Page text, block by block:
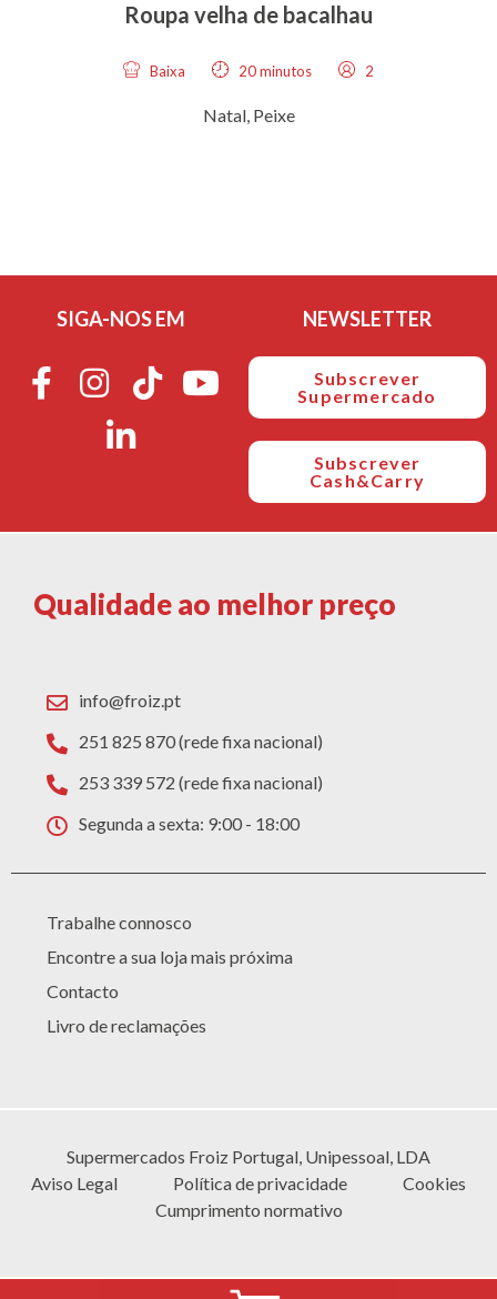
Roupa velha de bacalhau
Baixa 20 minutos 2
Natal, Peixe
SIGA-NOS EM NEWSLETTER
Subscrever
Supermercado
Subscrever
Cash&Carry
Qualidade ao melhor preço
info@froiz.pt
251 825 870 (rede fixa nacional)
253 339 572 (rede fixa nacional)
Segunda a sexta: 9:00 - 18:00
Trabalhe connosco
Encontre a sua loja mais próxima
Contacto
Livro de reclamações
Supermercados Froiz Portugal, Unipessoal, LDA
Aviso Legal
Política de privacidade
Cookies
Cumprimento normativo